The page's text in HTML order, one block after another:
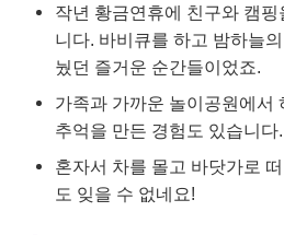
작년 황금연휴에 친구와 캠
니다. 바비큐를 하고 밤하늘
눴던 즐거운 순간들이었죠.
가족과 가까운 놀이공원에서
추억을 만든 경험도 있습니다.
혼자서 차를 몰고 바닷가로
도 잊을 수 없네요!